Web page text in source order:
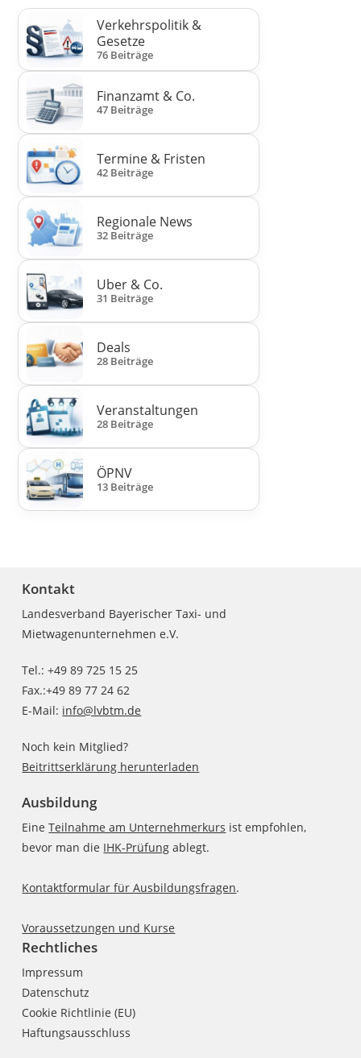
Verkehrspolitik &
Gesetze
76 Beiträge
Finanzamt & Co.
47 Beiträge
Termine & Fristen
42 Beiträge
Regionale News
32 Beiträge
Uber & Co.
31 Beiträge
Deals
28 Beiträge
Veranstaltungen
28 Beiträge
ÖPNV
13 Beiträge
Kontakt
Landesverband Bayerischer Taxi- und
Mietwagenunternehmen e.V.
Tel.: +49 89 725 15 25
Fax.:+49 89 77 24 62
E-Mail: info@lvbtm.de
Noch kein Mitglied?
Beitrittserklärung herunterladen
Ausbildung
EineTeilnahme am Unternehmerkurs ist empfohlen,
bevor man die IHK-Prüfung ablegt.
Kontaktformular für Ausbildungsfragen.
Voraussetzungen und Kurse
Rechtliches
Impressum
Datenschutz
Cookie Richtlinie (EU)
Haftungsausschluss